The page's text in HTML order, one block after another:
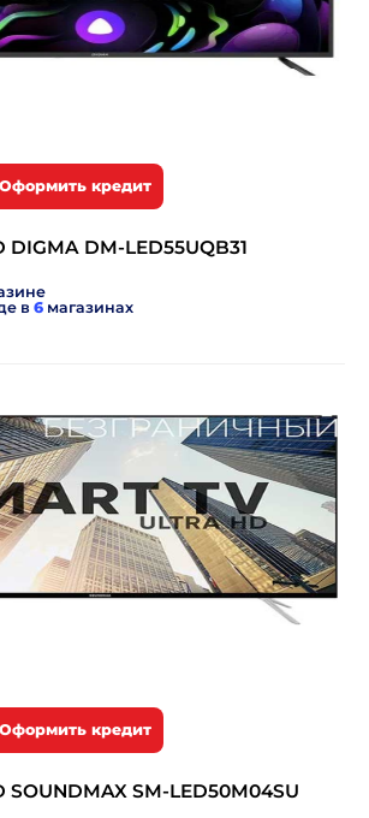
Оформить кредит
DM-LED55UQB31
в 6 магазинах
Оформить кредит
SOUNDMAX SM-LED50M04SU